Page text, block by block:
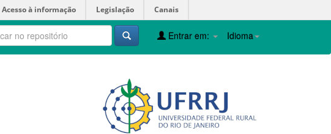
Acesso à informação Legislação Canais
Idioma
Entrar em: